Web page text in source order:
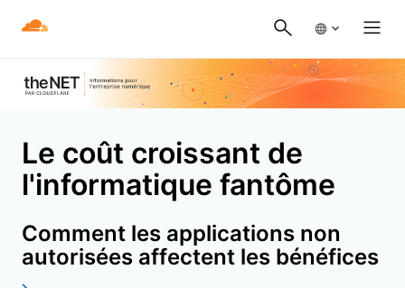
Le coût croissant de
l'informatique fantôme
Comment les applications non
autorisées affectent les bénéfices